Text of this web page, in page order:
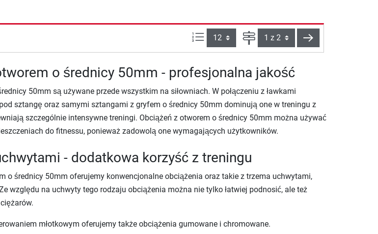
Ilości produktów na stronie:
Strona Dalej
o średnicy 50mm - profesjonalna jakość
50mm są używane przede wszystkim na siłowniach. W połączeniu z ławkami
sztangę oraz samymi sztangami z gryfem o średnicy 50mm dominują one w treningu z
szczególnie intensywne treningi. Obciążeń z otworem o średnicy 50mm można używać
do fitnessu, ponieważ zadowolą one wymagających użytkowników.
- dodatkowa korzyść z treningu
o średnicy 50mm oferujemy konwencjonalne obciążenia oraz takie z trzema uchwytami,
względu na uchwyty tego rodzaju obciążenia można nie tylko łatwiej podnosić, ale też
młotkowym oferujemy także obciążenia gumowane i chromowane.